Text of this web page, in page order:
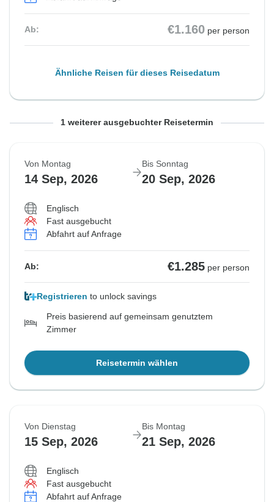
Ab: €1.160 per person
Ähnliche Reisen für dieses Reisedatum
Von Samstag Bis Freitag
Abfahrt auf Anfrage
Ähnliche Reisen für dieses Reisedatum
1 weiterer ausgebuchter Reisetermin
Von Montag
14 Sep, 2026
Bis Sonntag
20 Sep, 2026
Englisch
Fast ausgebucht
Abfahrt auf Anfrage
Ab: €1.285 per person
Registrieren to unlock savings
Preis basierend auf gemeinsam genutztem
Zimmer
Reisetermin wählen
Von Dienstag
15 Sep, 2026
Bis Montag
21 Sep, 2026
Englisch
Fast ausgebucht
Abfahrt auf Anfrage